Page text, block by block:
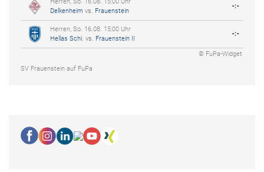
Herren, So. 16.08. 15:00 Uhr
Delkenheim vs. Frauenstein
-:-
Herren, So. 16.08. 15:00 Uhr
Hellas Schi. vs. Frauenstein II
-:-
© FuPa-Widget
SV Frauenstein auf FuPa